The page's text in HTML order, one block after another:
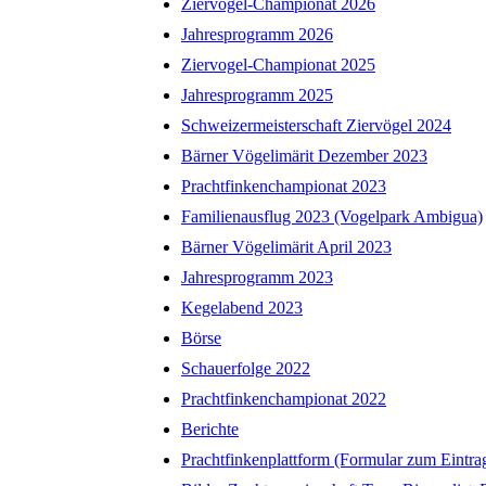
Ziervogel-Championat 2026
Jahresprogramm 2026
Ziervogel-Championat 2025
Jahresprogramm 2025
Schweizermeisterschaft Ziervögel 2024
Bärner Vögelimärit Dezember 2023
Prachtfinkenchampionat 2023
Familienausflug 2023 (Vogelpark Ambigua)
Bärner Vögelimärit April 2023
Jahresprogramm 2023
Kegelabend 2023
Börse
Schauerfolge 2022
Prachtfinkenchampionat 2022
Berichte
Prachtfinkenplattform (Formular zum